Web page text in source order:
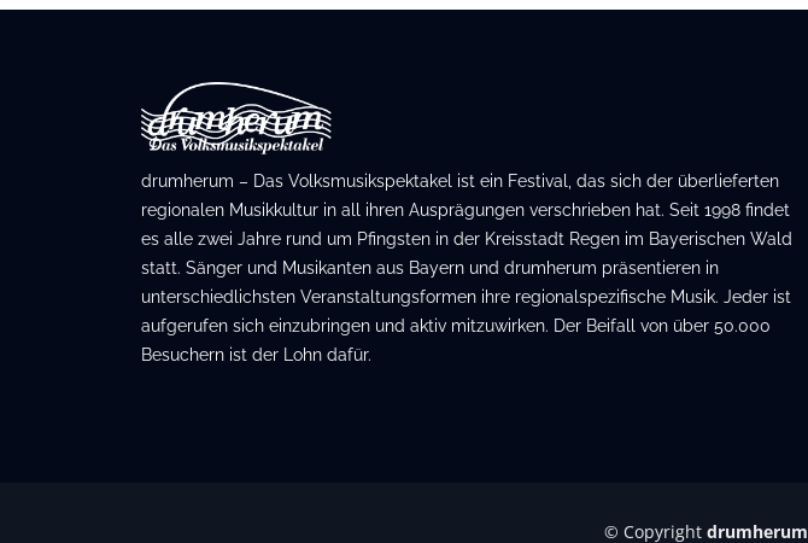
drumherum – Das Volksmusikspektakel ist ein Festival, das sich der überlieferten
regionalen Musikkultur in all ihren Ausprägungen verschrieben hat. Seit 1998 findet
es alle zwei Jahre rund um Pfingsten in der Kreisstadt Regen im Bayerischen Wald
statt. Sänger und Musikanten aus Bayern und drumherum präsentieren in
unterschiedlichsten Veranstaltungsformen ihre regionalspezifische Musik. Jeder ist
aufgerufen sich einzubringen und aktiv mitzuwirken. Der Beifall von über 50.000
Besuchern ist der Lohn dafür.
© Copyright drumherum